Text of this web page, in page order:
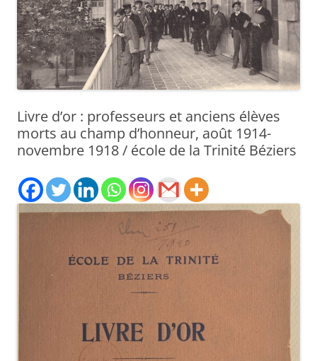
Livre d’or : professeurs et anciens élèves
morts au champ d’honneur, août 1914-
novembre 1918 / école de la Trinité Béziers